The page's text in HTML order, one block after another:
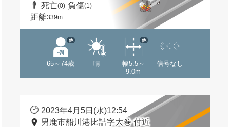
死亡(0) 負傷(1)
距離339m
65～74歳
他
晴
幅5.5～
9.0m
他
信号なし
2023年4月5日(水)12:54
男鹿市船川港比詰字大巻 付近